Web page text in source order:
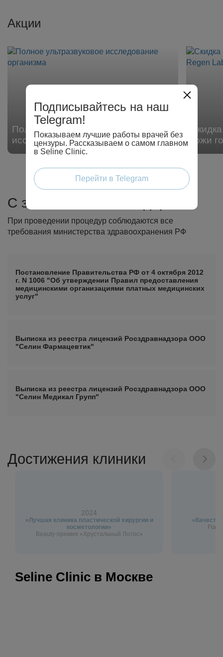
Акции
Полное ультразвуковое
исследование организма
кожи
С заботой о вашем здоровье
При проведении процедур соблюдаются все
требования министерства здравоохранения РФ
Постановление Правительства РФ от 4 октября 2012
г. N 1006 "Об утверждении Правил предоставления
медицинскими организациями платных медицинских
услуг"
Выписка из реестра лицензий Росздравнадзора ООО
"Селин Фармацевтик"
Выписка из реестра лицензий Росздравнадзора ООО
"Селин Медикал Групп"
Достижения клиники
2024
«Лучшая клиника пластической хирургии и
косметологии»
Beauty-премия «Хрустальный Лотос»
Seline Clinic в Москве
Подписывайтесь на наш
Telegram!
Показываем лучшие работы врачей без
цензуры. Рассказываем о самом главном
в Seline Clinic.
Перейти в Telegram